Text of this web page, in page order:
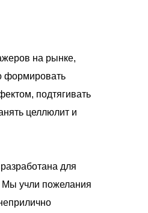
на рынке,
формировать
подтягивать
целлюлит и
для
Мы учли пожелания